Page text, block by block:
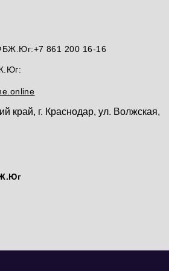
+7 861 200 16-16
край, г. Краснодар, ул. Волжская,